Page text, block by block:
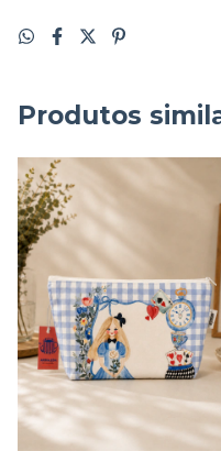
Produtos